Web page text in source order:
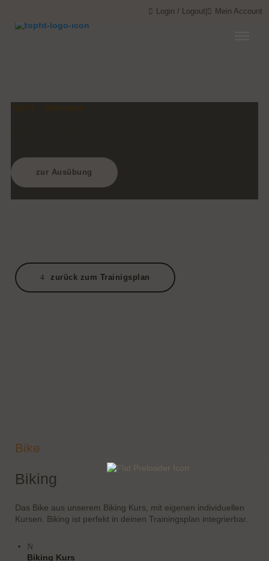
Login / Logout Mein Account
zur Ausübung
zurück zum Trainigsplan
Bike
Biking
Das Bike aus unserem Biking Kurs, mit eigenen individuellen
Kursen. Biking ist perfekt in deinen Trainingsplan integrierbar.
Biking Kurs